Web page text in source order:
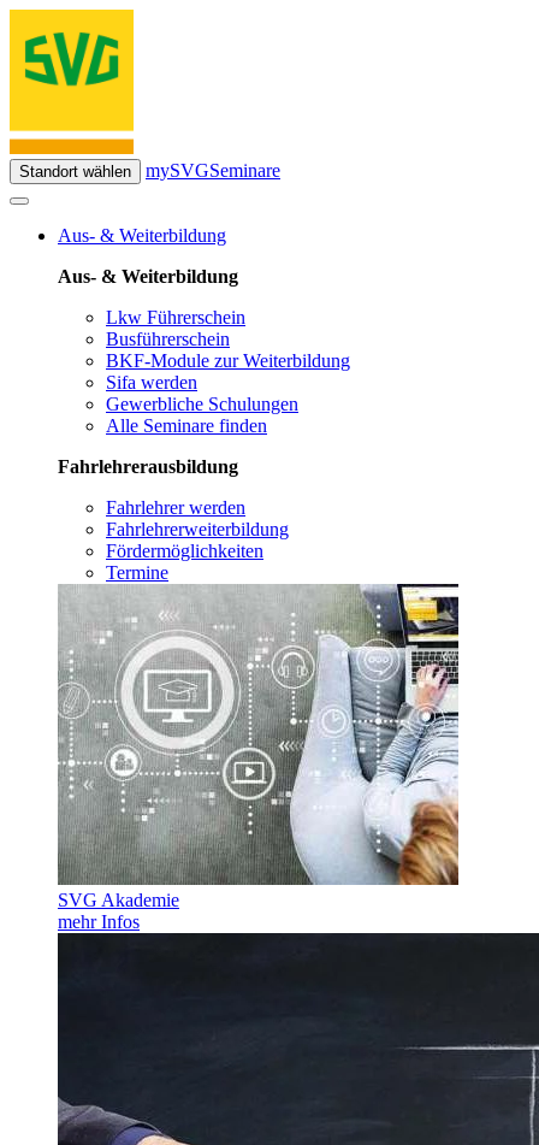
Standort wählen mySVGSeminare
Aus- & Weiterbildung
Aus- & Weiterbildung
Lkw Führerschein
Busführerschein
BKF-Module zur Weiterbildung
Sifa werden
Gewerbliche Schulungen
Alle Seminare finden
Fahrlehrerausbildung
Fahrlehrer werden
Fahrlehrerweiterbildung
Fördermöglichkeiten
Termine
SVG Akademie
mehr Infos